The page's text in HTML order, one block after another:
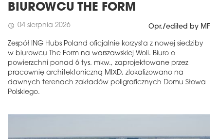
BIUROWCU THE FORM
schedule 04 sierpnia 2026 Opr./edited by MF
Zespół ING Hubs Poland oficjalnie korzysta z nowej siedziby
w biurowcu The Form na warszawskiej Woli. Biuro o
powierzchni ponad 6 tys. mkw., zaprojektowane przez
pracownię architektoniczną MIXD, zlokalizowano na
dawnych terenach zakładów poligraficznych Domu Słowa
Polskiego.